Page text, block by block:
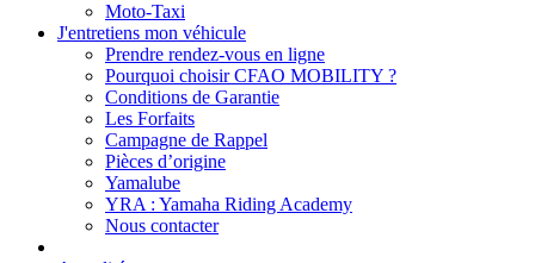
Moto-Taxi
J'entretiens mon véhicule
Prendre rendez-vous en ligne
Pourquoi choisir CFAO MOBILITY ?
Conditions de Garantie
Les Forfaits
Campagne de Rappel
Pièces d’origine
Yamalube
YRA : Yamaha Riding Academy
Nous contacter